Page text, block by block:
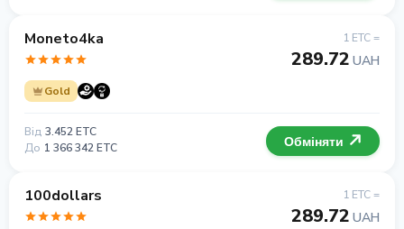
Moneto4ka
Gold
1 ETC =
289.72 UAH
Від 3.452 ETC
До 1 366 342 ETC Обміняти
100dollars 1 ETC =
289.72 UAH